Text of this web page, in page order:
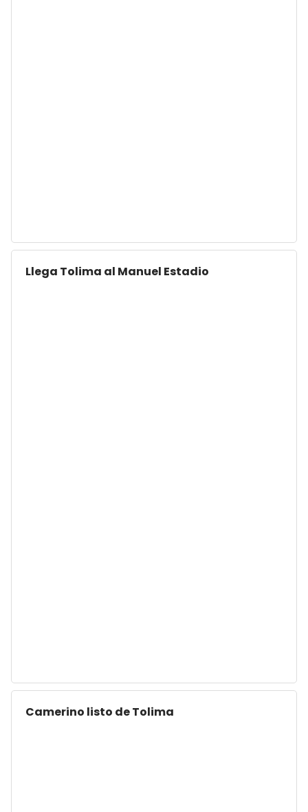
Llega Tolima al Manuel Estadio
Camerino listo de Tolima